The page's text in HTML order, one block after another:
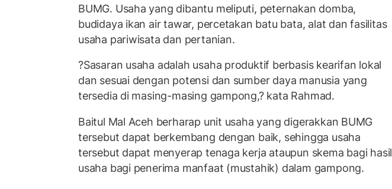
BUMG. Usaha yang dibantu meliputi, peternakan domba,
budidaya ikan air tawar, percetakan batu bata, alat dan fasilitas
usaha pariwisata dan pertanian.
?Sasaran usaha adalah usaha produktif berbasis kearifan lokal
dan sesuai dengan potensi dan sumber daya manusia yang
tersedia di masing-masing gampong,? kata Rahmad.
Baitul Mal Aceh berharap unit usaha yang digerakkan BUMG
tersebut dapat berkembang dengan baik, sehingga usaha
tersebut dapat menyerap tenaga kerja ataupun skema bagi hasil
usaha bagi penerima manfaat (mustahik) dalam gampong.